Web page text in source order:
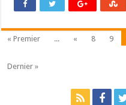
« Premier ... « 8 9
Dernier »